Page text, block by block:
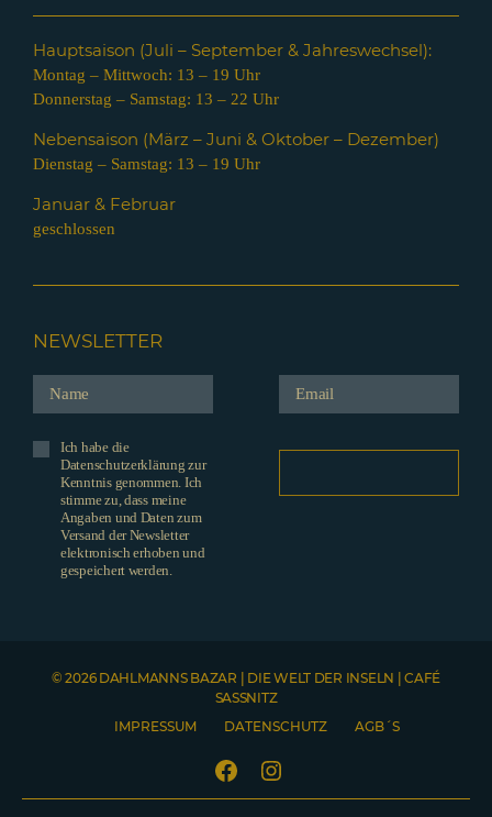
Hauptsaison (Juli – September & Jahreswechsel):
Montag – Mittwoch: 13 – 19 Uhr
Donnerstag – Samstag: 13 – 22 Uhr
Nebensaison (März – Juni & Oktober – Dezember)
Dienstag – Samstag: 13 – 19 Uhr
Januar & Februar
geschlossen
NEWSLETTER
Ich habe die
Datenschutzerklärung zur
Kenntnis genommen. Ich
stimme zu, dass meine
Angaben und Daten zum
Versand der Newsletter
elektronisch erhoben und
gespeichert werden.
© 2026 DAHLMANNS BAZAR | DIE WELT DER INSELN | CAFÉ
SASSNITZ
IMPRESSUM
DATENSCHUTZ AGB´S
FacebookInstagram